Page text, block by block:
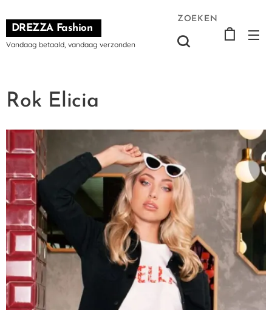
DREZZA Fashion
Vandaag betaald, vandaag verzonden
ZOEKEN
Rok Elicia